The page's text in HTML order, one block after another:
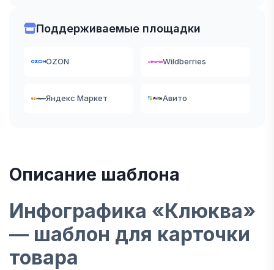
Описание шаблона
Инфографика «Клюква»
— шаблон для карточки
товара
Поддерживаемые площадки
OZON Wildberries
Яндекс Маркет Авито